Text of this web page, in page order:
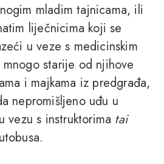
mladim tajnicama, ili
liječnicima koji se
u veze s medicinskim
starije od njihove
i majkama iz predgrađa,
nepromišljeno uđu u
vezu s instruktorima tai